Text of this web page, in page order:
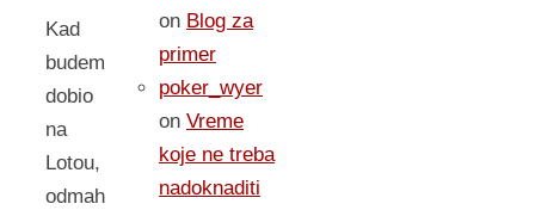
Kad
budem
dobio
na
Lotou,
odmah
on Blog za
primer
poker_wyer
on Vreme
koje ne treba
nadoknaditi